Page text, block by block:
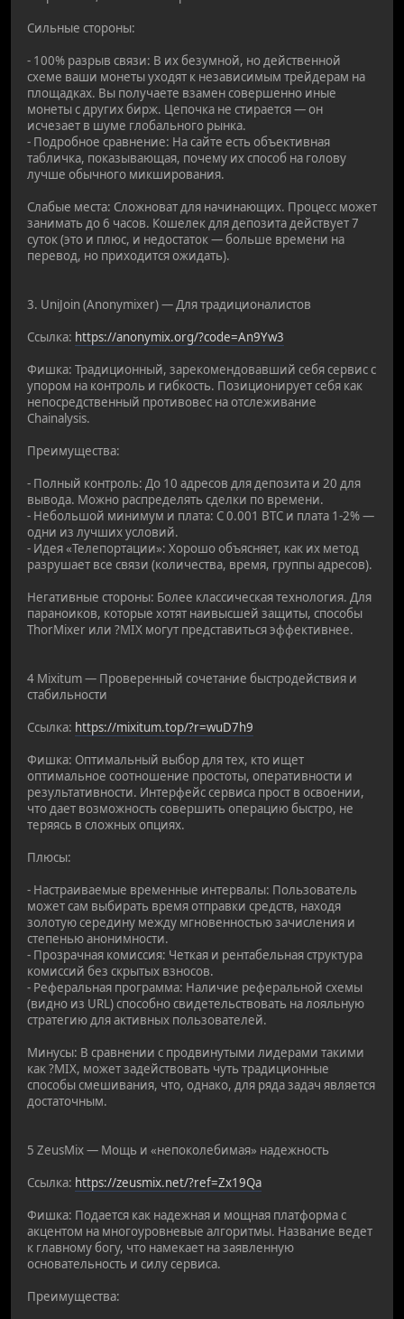
Сильные стороны:
- 100% разрыв связи: В их безумной, но действенной
схеме ваши монеты уходят к независимым трейдерам на
площадках. Вы получаете взамен совершенно иные
монеты с других бирж. Цепочка не стирается — он
исчезает в шуме глобального рынка.
- Подробное сравнение: На сайте есть объективная
табличка, показывающая, почему их способ на голову
лучше обычного микширования.
Слабые места: Сложноват для начинающих. Процесс может
занимать до 6 часов. Кошелек для депозита действует 7
суток (это и плюс, и недостаток — больше времени на
перевод, но приходится ожидать).
3. UniJoin (Anonymixer) — Для традиционалистов
Ссылка: https://anonymix.org/?code=An9Yw3
Фишка: Традиционный, зарекомендовавший себя сервис с
упором на контроль и гибкость. Позиционирует себя как
непосредственный противовес на отслеживание
Chainalysis.
Преимущества:
- Полный контроль: До 10 адресов для депозита и 20 для
вывода. Можно распределять сделки по времени.
- Небольшой минимум и плата: С 0.001 BTC и плата 1-2% —
одни из лучших условий.
- Идея «Телепортации»: Хорошо объясняет, как их метод
разрушает все связи (количества, время, группы адресов).
Негативные стороны: Более классическая технология. Для
параноиков, которые хотят наивысшей защиты, способы
ThorMixer или ?MIX могут представиться эффективнее.
4 Mixitum — Проверенный сочетание быстродействия и
стабильности
Ссылка: https://mixitum.top/?r=wuD7h9
Фишка: Оптимальный выбор для тех, кто ищет
оптимальное соотношение простоты, оперативности и
результативности. Интерфейс сервиса прост в освоении,
что дает возможность совершить операцию быстро, не
теряясь в сложных опциях.
Плюсы:
- Настраиваемые временные интервалы: Пользователь
может сам выбирать время отправки средств, находя
золотую середину между мгновенностью зачисления и
степенью анонимности.
- Прозрачная комиссия: Четкая и рентабельная структура
комиссий без скрытых взносов.
- Реферальная программа: Наличие реферальной схемы
(видно из URL) способно свидетельствовать на лояльную
стратегию для активных пользователей.
Минусы: В сравнении с продвинутыми лидерами такими
как ?MIX, может задействовать чуть традиционные
способы смешивания, что, однако, для ряда задач является
достаточным.
5 ZeusMix — Мощь и «непоколебимая» надежность
Ссылка: https://zeusmix.net/?ref=Zx19Qa
Фишка: Подается как надежная и мощная платформа с
акцентом на многоуровневые алгоритмы. Название ведет
к главному богу, что намекает на заявленную
основательность и силу сервиса.
Преимущества: